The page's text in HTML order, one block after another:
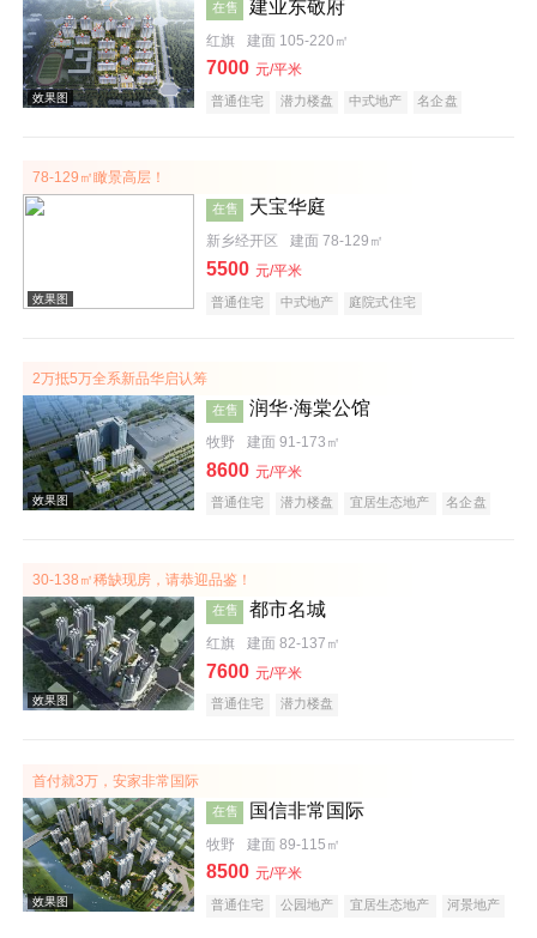
效果图
效果图
效果图
在售 建业东敬府
红旗 建面 105-220㎡
7000 元/平米
普通住宅 潜力楼盘 中式地产 名企盘
78-129㎡瞰景高层！
效果图
在售 天宝华庭
新乡经开区 建面 78-129㎡
5500 元/平米
普通住宅 中式地产 庭院式住宅
2万抵5万全系新品华启认筹
在售 润华·海棠公馆
牧野 建面 91-173㎡
8600 元/平米
普通住宅 潜力楼盘 宜居生态地产 名企盘
30-138㎡稀缺现房，请恭迎品鉴！
在售 都市名城
红旗 建面 82-137㎡
7600 元/平米
普通住宅 潜力楼盘
首付就3万，安家非常国际
在售 国信非常国际
牧野 建面 89-115㎡
8500 元/平米
普通住宅 公园地产 宜居生态地产 河景地产